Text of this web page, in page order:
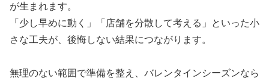
が生まれます。
「少し早めに動く」「店舗を分散して考える」といった小
さな工夫が、後悔しない結果につながります。
無理のない範囲で準備を整え、バレンタインシーズンなら